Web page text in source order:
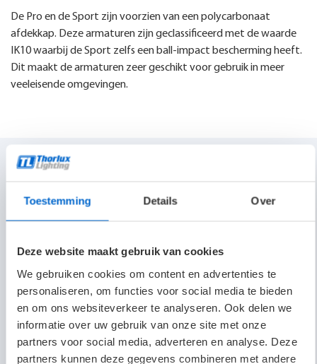
Toestemming Details Over
Deze website maakt gebruik van cookies
We gebruiken cookies om content en advertenties te
personaliseren, om functies voor social media te bieden
en om ons websiteverkeer te analyseren. Ook delen we
informatie over uw gebruik van onze site met onze
partners voor social media, adverteren en analyse. Deze
partners kunnen deze gegevens combineren met andere
De Pro en de Sport zijn voorzien van een polycarbonaat
afdekkap. Deze armaturen zijn geclassificeerd met de waarde
IK10 waarbij de Sport zelfs een ball-impact bescherming heeft.
Dit maakt de armaturen zeer geschikt voor gebruik in meer
veeleisende omgevingen.
SmartScan lichtmanagement
waarmee gebruikers hun volledige operationele informatie én
energieprestatiegegevens voor alle SmartScan armaturen
SmartScan-website die overal toegankelijk is met behulp van
een computer, laptop, tablet of smartphone. De duidelijke
grafische interface toont de status van alle armaturen in één
overzicht of tot op elk individueel armatuur. Armaturen zijn via
een eigen mesh-netwerk (868 MHz) met elkaar gekoppeld, en
de informatie wordt via een gsm-signaal naar de webserver
gezonden. Zo is gegarandeerd geen toegang nodig tot welk